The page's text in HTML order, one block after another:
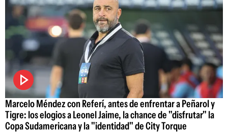
Marcelo Méndez con Referí, antes de enfrentar a Peñarol y
Tigre: los elogios a Leonel Jaime, la chance de "disfrutar" la
Copa Sudamericana y la "identidad" de City Torque